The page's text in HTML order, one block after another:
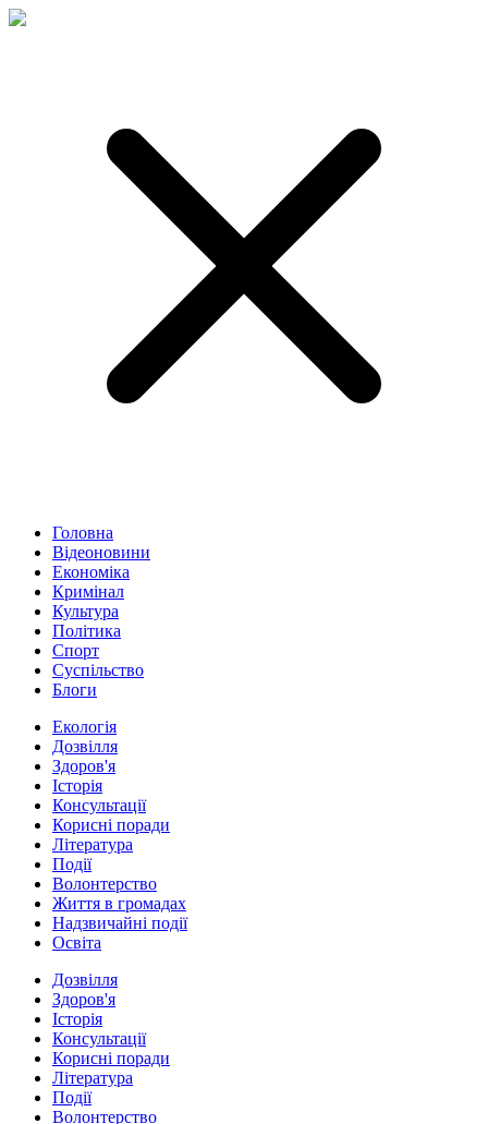
Головна
Відеоновини
Економіка
Кримінал
Культура
Політика
Спорт
Суспільство
Блоги
Екологія
Дозвілля
Здоров'я
Історія
Консультації
Корисні поради
Література
Події
Волонтерство
Життя в громадах
Надзвичайні події
Освіта
Дозвілля
Здоров'я
Історія
Консультації
Корисні поради
Література
Події
Волонтерство